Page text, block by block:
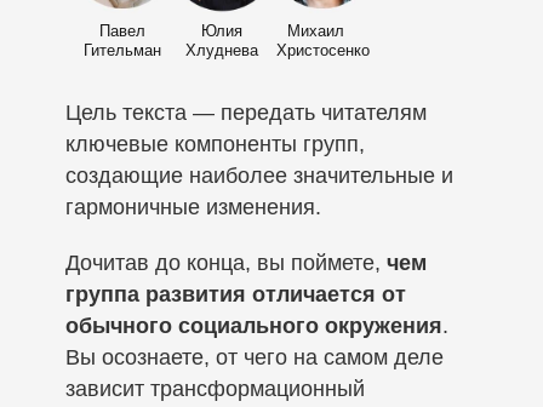
Цель текста — передать читателям
ключевые компоненты групп,
создающие наиболее значительные и
гармоничные изменения.
Дочитав до конца, вы поймете, чем
группа развития отличается от
обычного социального окружения.
Вы осознаете, от чего на самом деле
зависит трансформационный
Павел
Гительман
Юлия
Хлуднева
Михаил
Христосенко